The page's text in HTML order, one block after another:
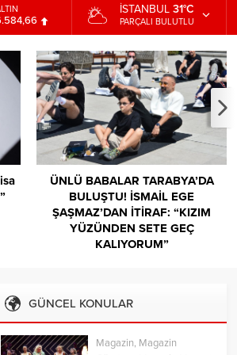
6.584,66
İSTANBUL 31°C
PARÇALI BULUTLU
ÜNLÜ BABALAR TARABYA’DA
BULUŞTU! İSMAİL EGE
ŞAŞMAZ’DAN İTİRAF: “KIZIM
YÜZÜNDEN SETE GEÇ
KALIYORUM”
GÜNCEL KONULAR
Magazin, Magazin